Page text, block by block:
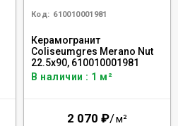
Код: 610010001981
Керамогранит
Coliseumgres Merano Nut
22.5x90, 610010001981
В наличии : 1 м²
2 070 ₽/м²